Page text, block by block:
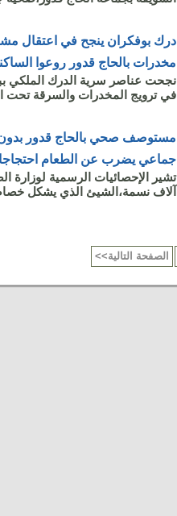
درك بوفكران ينجح في اعتقال
مخدرات بالحاج قدور روعوا
نجحت عناصر سرية الدرك الملكي
في ترويج المخدرات والسرقة تحت
مستوصف صحي بالحاج قدور
جماعي يضرب عن الطعام احتجاجا
آلاف نسمة،الشيئ الذي يشكل
<<الصفحة التالية